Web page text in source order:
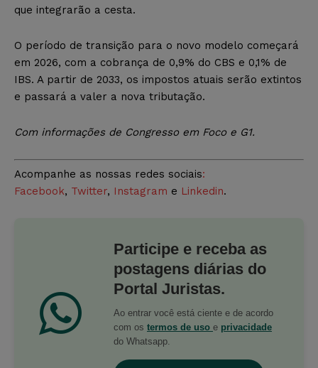
que integrarão a cesta.
O período de transição para o novo modelo começará
em 2026, com a cobrança de 0,9% do CBS e 0,1% de
IBS. A partir de 2033, os impostos atuais serão extintos
e passará a valer a nova tributação.
Com informações de Congresso em Foco e G1.
Acompanhe as nossas redes sociais:
Facebook, Twitter, Instagram e Linkedin.
Participe e receba as
postagens diárias do
Portal Juristas.
Ao entrar você está ciente e de acordo
com os termos de uso e privacidade
do Whatsapp.